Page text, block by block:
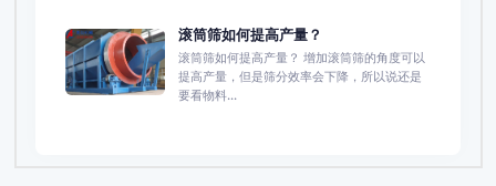
滚筒筛如何提高产量？
滚筒筛如何提高产量？ 增加滚筒筛的角度可以
提高产量，但是筛分效率会下降，所以说还是
要看物料...